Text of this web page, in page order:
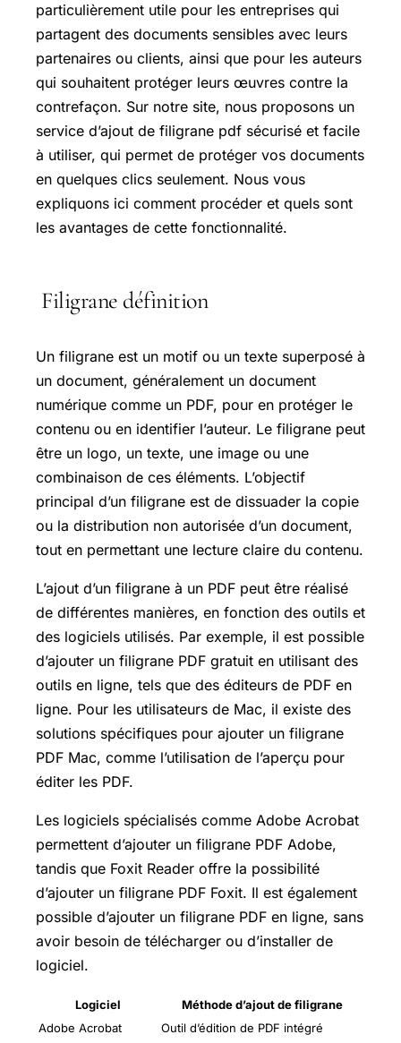
particulièrement utile pour les entreprises qui
partagent des documents sensibles avec leurs
partenaires ou clients, ainsi que pour les auteurs
qui souhaitent protéger leurs œuvres contre la
contrefaçon. Sur notre site, nous proposons un
service d’ajout de filigrane pdf sécurisé et facile
à utiliser, qui permet de protéger vos documents
en quelques clics seulement. Nous vous
expliquons ici comment procéder et quels sont
les avantages de cette fonctionnalité.
Filigrane définition
Un filigrane est un motif ou un texte superposé à
un document, généralement un document
numérique comme un PDF, pour en protéger le
contenu ou en identifier l’auteur. Le filigrane peut
être un logo, un texte, une image ou une
combinaison de ces éléments. L’objectif
principal d’un filigrane est de dissuader la copie
ou la distribution non autorisée d’un document,
tout en permettant une lecture claire du contenu.
L’ajout d’un filigrane à un PDF peut être réalisé
de différentes manières, en fonction des outils et
des logiciels utilisés. Par exemple, il est possible
d’ajouter un filigrane PDF gratuit en utilisant des
outils en ligne, tels que des éditeurs de PDF en
ligne. Pour les utilisateurs de Mac, il existe des
solutions spécifiques pour ajouter un filigrane
PDF Mac, comme l’utilisation de l’aperçu pour
éditer les PDF.
Les logiciels spécialisés comme Adobe Acrobat
permettent d’ajouter un filigrane PDF Adobe,
tandis que Foxit Reader offre la possibilité
d’ajouter un filigrane PDF Foxit. Il est également
possible d’ajouter un filigrane PDF en ligne, sans
avoir besoin de télécharger ou d’installer de
logiciel.
Logiciel
Méthode d’ajout de filigrane
Adobe Acrobat
Outil d’édition de PDF intégré